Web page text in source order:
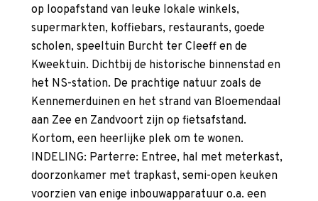
op loopafstand van leuke lokale winkels,
supermarkten, koffiebars, restaurants, goede
scholen, speeltuin Burcht ter Cleeff en de
Kweektuin. Dichtbij de historische binnenstad en
het NS-station. De prachtige natuur zoals de
Kennemerduinen en het strand van Bloemendaal
aan Zee en Zandvoort zijn op fietsafstand.
Kortom, een heerlijke plek om te wonen.
INDELING: Parterre: Entree, hal met meterkast,
doorzonkamer met trapkast, semi-open keuken
voorzien van enige inbouwapparatuur o.a. een